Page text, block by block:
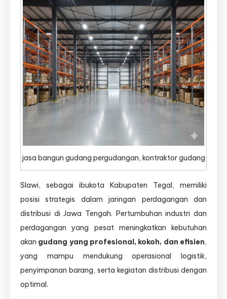
Jasa
Bangun
Gudang
Slawi
–
Djava
Lumintu
Panen
jasa bangun gudang pergudangan, kontraktor gudang
Slawi, sebagai ibukota Kabupaten Tegal, memiliki
posisi strategis dalam jaringan perdagangan dan
distribusi di Jawa Tengah. Pertumbuhan industri dan
perdagangan yang pesat meningkatkan kebutuhan
akan gudang yang profesional, kokoh, dan efisien,
yang mampu mendukung operasional logistik,
penyimpanan barang, serta kegiatan distribusi dengan
optimal.